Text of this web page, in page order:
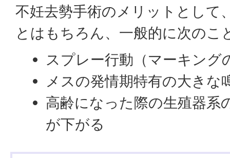
不妊去勢手術のメリットとして
とはもちろん、一般的に次のこ
スプレー行動（マーキング
メスの発情期特有の大きな
高齢になった際の生殖器系
が下がる